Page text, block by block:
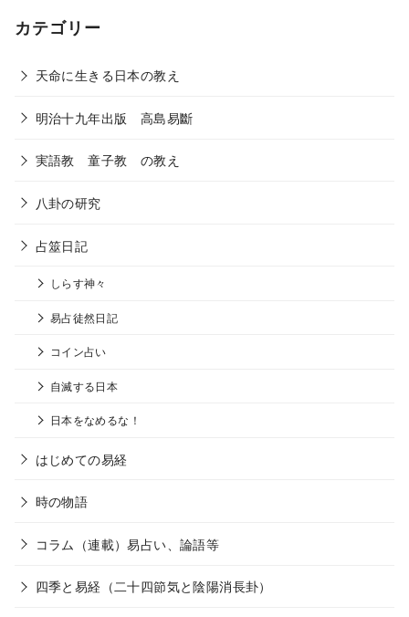
カテゴリー
天命に生きる日本の教え
明治十九年出版 高島易斷
実語教 童子教 の教え
八卦の研究
占筮日記
しらす神々
易占徒然日記
コイン占い
自滅する日本
日本をなめるな！
はじめての易経
時の物語
コラム（連載）易占い、論語等
四季と易経（二十四節気と陰陽消長卦）